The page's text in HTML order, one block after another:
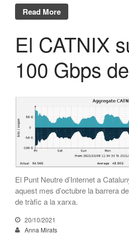
Read More
El CATNIX
100 Gbps
El Punt Neutre d’Internet a
aquest mes d’octubre la barrera
de tràfic a la xarxa.
20/10/2021
Anna Mirats